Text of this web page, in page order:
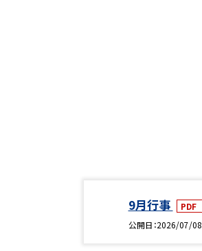
9月行事 PDF
公開日 2026/07/08